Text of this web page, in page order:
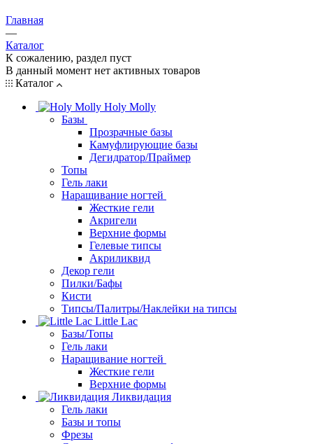
Главная
—
Каталог
К сожалению, раздел пуст
В данный момент нет активных товаров
Каталог
Holy Molly
Базы
Прозрачные базы
Камуфлирующие базы
Дегидратор/Праймер
Топы
Гель лаки
Наращивание ногтей
Жесткие гели
Акригели
Верхние формы
Гелевые типсы
Акриликвид
Декор гели
Пилки/Бафы
Кисти
Типсы/Палитры/Наклейки на типсы
Little Lac
Базы/Топы
Гель лаки
Наращивание ногтей
Жесткие гели
Верхние формы
Ликвидация
Гель лаки
Базы и топы
Фрезы